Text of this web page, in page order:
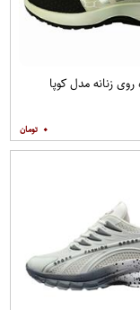
زنانه مدل کوپا
۰